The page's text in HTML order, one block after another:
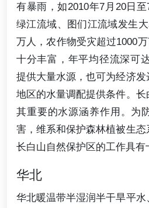
有暴雨，如2010年7月20日
绿江流域、图们江流域发生
万人，农作物受灾超过1000
十分丰富，年平均径流深可
提供大量水源，也可为经济
地区的水量调配提供条件。
其重要的水源涵养作用。为
害，维系和保护森林植被生
长白山自然保护区的工作具有
华北
华北暖温带半湿润半干旱平